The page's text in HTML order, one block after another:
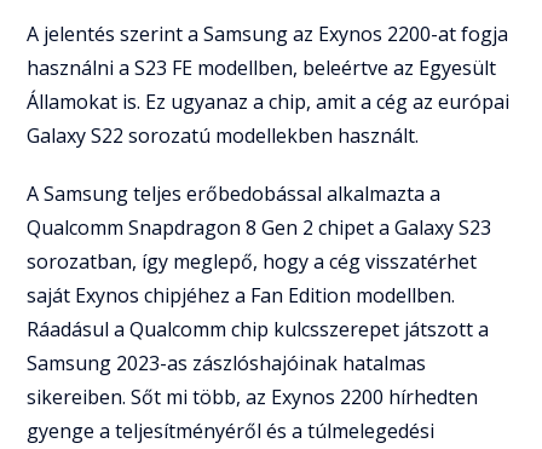
A jelentés szerint a Samsung az Exynos 2200-at fogja
használni a S23 FE modellben, beleértve az Egyesült
Államokat is. Ez ugyanaz a chip, amit a cég az európai
Galaxy S22 sorozatú modellekben használt.
A Samsung teljes erőbedobással alkalmazta a
Qualcomm Snapdragon 8 Gen 2 chipet a Galaxy S23
sorozatban, így meglepő, hogy a cég visszatérhet
saját Exynos chipjéhez a Fan Edition modellben.
Ráadásul a Qualcomm chip kulcsszerepet játszott a
Samsung 2023-as zászlóshajóinak hatalmas
sikereiben. Sőt mi több, az Exynos 2200 hírhedten
gyenge a teljesítményéről és a túlmelegedési